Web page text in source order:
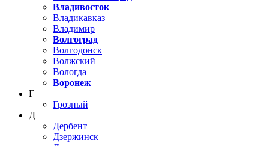
Владивосток
Владикавказ
Владимир
Волгоград
Волгодонск
Волжский
Вологда
Воронеж
Г
Грозный
Д
Дербент
Дзержинск